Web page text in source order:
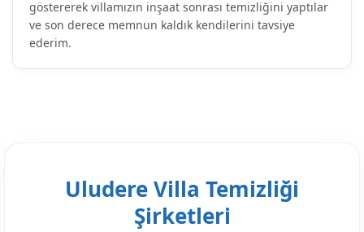
göstererek villamızın inşaat sonrası temizliğini yaptılar
ve son derece memnun kaldık kendilerini tavsiye
ederim.
Uludere Villa Temizliği
Şirketleri